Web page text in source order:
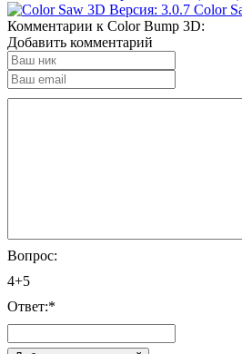
Color
Комментарии к Color Bump 3D:
Добавить комментарий
Вопрос:
4+5
Ответ:*